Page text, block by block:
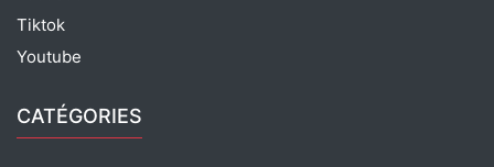
Tiktok
Youtube
CATÉGORIES